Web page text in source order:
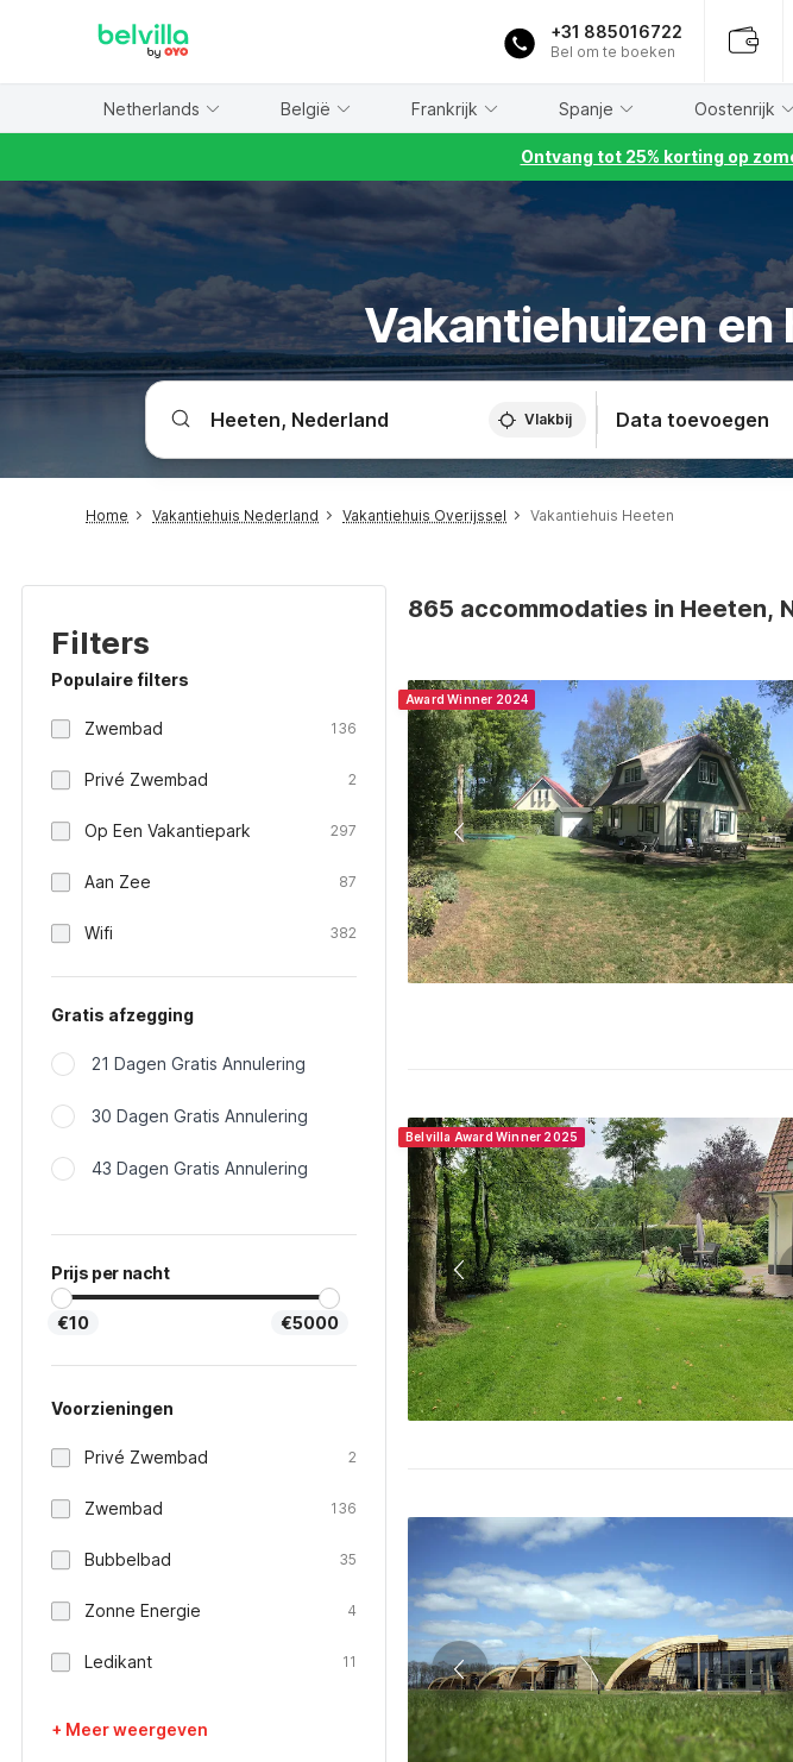
+31 885016722
Bel om te boeken
Netherlands België Frankrijk Spanje Oostenrijk
Ontvang tot 25% korting op
Vakantiehuizen en
Vlakbij Data toevoegen
Home Vakantiehuis Nederland Vakantiehuis Overijssel Vakantiehuis Heeten
Filters
Populaire filters
Zwembad 136
Privé Zwembad 2
Op Een Vakantiepark 297
Aan Zee 87
Wifi 382
Gratis afzegging
21 Dagen Gratis Annulering
30 Dagen Gratis Annulering
43 Dagen Gratis Annulering
Prijs per nacht
€10 €5000
Voorzieningen
Privé Zwembad 2
Zwembad 136
Bubbelbad 35
Zonne Energie 4
Ledikant 11
+ Meer weergeven
865 accommodaties in Heeten,
Award Winner 2024
Belvilla Award Winner 2025